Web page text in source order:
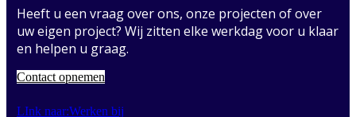
Heeft u een vraag over ons, onze projecten of over
uw eigen project? Wij zitten elke werkdag voor u klaar
en helpen u graag.
Contact opnemen
LInk naar:Werken bij